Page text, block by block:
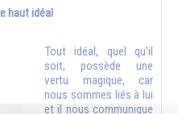
haut idéal
Tout idéal, quel qu'il
soit, possède une
vertu magique, car
nous sommes liés à lui
et il nous communique